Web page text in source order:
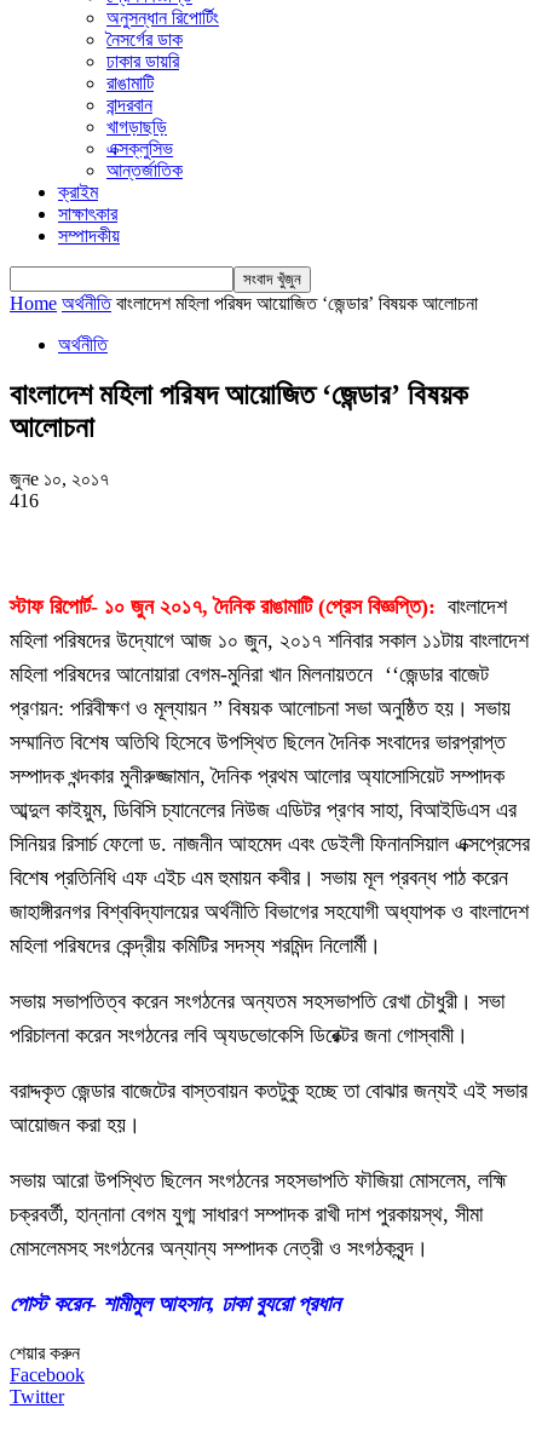
অনুসন্ধান রিপোর্টিং
নৈসর্গের ডাক
ঢাকার ডায়রি
রাঙামাটি
বান্দরবান
খাগড়াছড়ি
এক্সক্লুসিভ
আন্তর্জাতিক
ক্রাইম
সাক্ষাৎকার
সম্পাদকীয়
Home অর্থনীতি বাংলাদেশ মহিলা পরিষদ আয়োজিত ‘জেন্ডার’ বিষয়ক আলোচনা
অর্থনীতি
বাংলাদেশ মহিলা পরিষদ আয়োজিত ‘জেন্ডার’ বিষয়ক
আলোচনা
জুনe ১০, ২০১৭
416
স্টাফ রিপোর্ট- ১০ জুন ২০১৭, দৈনিক রাঙামাটি (প্রেস বিজ্ঞপ্তি): বাংলাদেশ
মহিলা পরিষদের উদ্যোগে আজ ১০ জুন, ২০১৭ শনিবার সকাল ১১টায় বাংলাদেশ
মহিলা পরিষদের আনোয়ারা বেগম-মুনিরা খান মিলনায়তনে ‘‘জেন্ডার বাজেট
প্রণয়ন: পরিবীক্ষণ ও মূল্যায়ন ” বিষয়ক আলোচনা সভা অনুষ্ঠিত হয়। সভায়
সম্মানিত বিশেষ অতিথি হিসেবে উপস্থিত ছিলেন দৈনিক সংবাদের ভারপ্রাপ্ত
সম্পাদক খন্দকার মুনীরুজ্জামান, দৈনিক প্রথম আলোর অ্যাসোসিয়েট সম্পাদক
আব্দুল কাইয়ুম, ডিবিসি চ্যানেলের নিউজ এডিটর প্রণব সাহা, বিআইডিএস এর
সিনিয়র রিসার্চ ফেলো ড. নাজনীন আহমেদ এবং ডেইলী ফিনানসিয়াল এক্সপ্রেসের
বিশেষ প্রতিনিধি এফ এইচ এম হুমায়ন কবীর। সভায় মূল প্রবন্ধ পাঠ করেন
জাহাঙ্গীরনগর বিশ্ববিদ্যালয়ের অর্থনীতি বিভাগের সহযোগী অধ্যাপক ও বাংলাদেশ
মহিলা পরিষদের কেন্দ্রীয় কমিটির সদস্য শরমিন্দ নিলোর্মী।
সভায় সভাপতিত্ব করেন সংগঠনের অন্যতম সহসভাপতি রেখা চৌধুরী। সভা
পরিচালনা করেন সংগঠনের লবি অ্যডভোকেসি ডিরেক্টর জনা গোস্বামী।
বরাদ্দকৃত জেন্ডার বাজেটের বাস্তবায়ন কতটুকু হচ্ছে তা বোঝার জন্যই এই সভার
আয়োজন করা হয়।
সভায় আরো উপস্থিত ছিলেন সংগঠনের সহসভাপতি ফৗজিয়া মোসলেম, লহ্মি
চক্রবর্তী, হান্নানা বেগম যুগ্ম সাধারণ সম্পাদক রাখী দাশ পুরকায়স্থ, সীমা
মোসলেমসহ সংগঠনের অন্যান্য সম্পাদক নেত্রী ও সংগঠকবৃন্দ।
পোস্ট করেন- শামীমুল আহসান, ঢাকা ব্যুরো প্রধান
শেয়ার করুন
Facebook
Twitter